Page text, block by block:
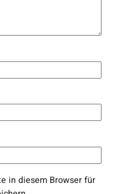
in diesem Browser für